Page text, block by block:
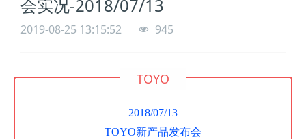
会实况-2018/07/13
2019-08-25 13:15:52 945
TOYO
2018/07/13
TOYO新产品发布会